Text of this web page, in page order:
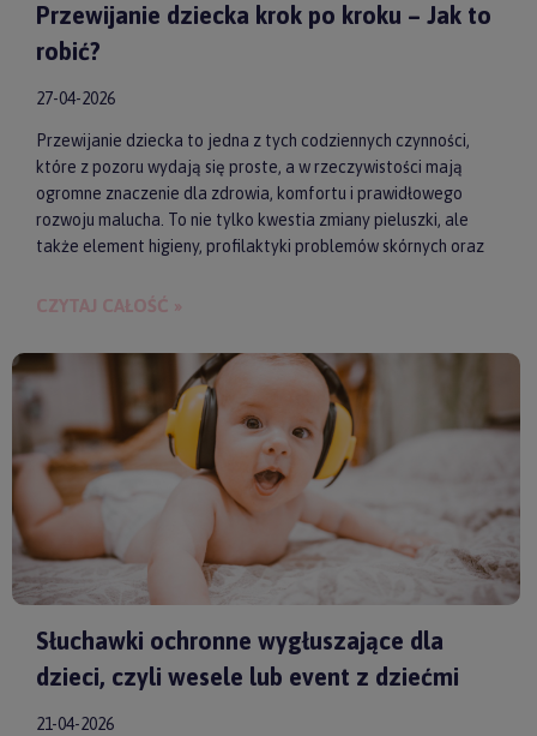
Przewijanie dziecka krok po kroku – Jak to
robić?
27-04-2026
Przewijanie dziecka to jedna z tych codziennych czynności,
które z pozoru wydają się proste, a w rzeczywistości mają
ogromne znaczenie dla zdrowia, komfortu i prawidłowego
rozwoju malucha. To nie tylko kwestia zmiany pieluszki, ale
także element higieny, profilaktyki problemów skórnych oraz
CZYTAJ CAŁOŚĆ »
Słuchawki ochronne wygłuszające dla
dzieci, czyli wesele lub event z dziećmi
21-04-2026